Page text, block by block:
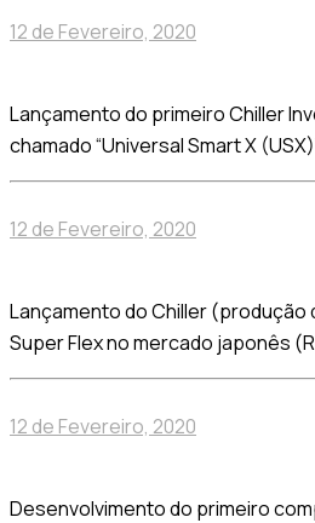
12 de Fevereiro, 2020
Lançamento do primeiro Chiller
chamado “Universal Smart X
12 de Fevereiro, 2020
Lançamento do Chiller (produção
Super Flex no mercado japonês
12 de Fevereiro, 2020
Desenvolvimento do primeiro